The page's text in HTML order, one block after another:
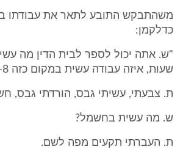
משהתבקש התובע לתאר את עבודתו
כדלקמן:
שעות, איזה עבודה עשית במקום כזה 6-8 שעות כל יום?
ת. צבעתי, עשיתי גבס, הורדתי גבס,
ש. מה עשית בחשמל?
ת. העברתי תקעים מפה לשם.